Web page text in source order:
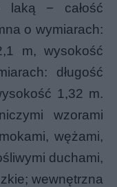
laką − całość
o wymiarach:
m, wysokość
długość
1,32 m.
wzorami
wężami,
duchami,
wewnętrzna